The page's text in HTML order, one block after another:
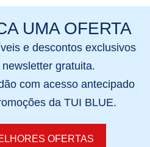
de Xangai Hongqiao fica
A viagem de carro
uma hora.
de Xangai Pudong fica a
A viagem de carro
duas horas.
UMA OFERTA
e descontos exclusivos
gratuita.
com acesso antecipado
da TUI BLUE.
OFERTAS